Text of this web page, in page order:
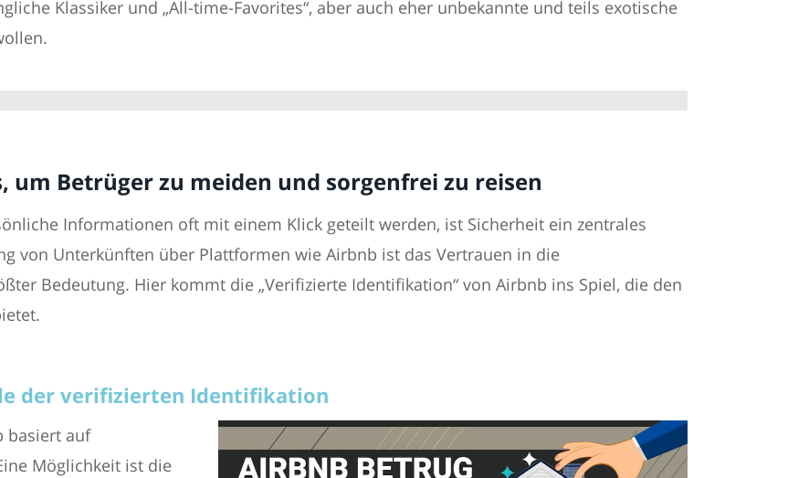
Klassiker und „All-time-Favorites“, aber auch eher unbekannte und teils exotische
um Betrüger zu meiden und sorgenfrei zu reisen
Informationen oft mit einem Klick geteilt werden, ist Sicherheit ein zentrales
von Unterkünften über Plattformen wie Airbnb ist das Vertrauen in die
Bedeutung. Hier kommt die „Verifizierte Identifikation“ von Airbnb ins Spiel, die den
der verifizierten Identifikation
basiert auf
Möglichkeit ist die